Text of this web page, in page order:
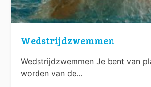
Wedstrijdzwemmen
Wedstrijdzwemmen Je bent van
worden van de...